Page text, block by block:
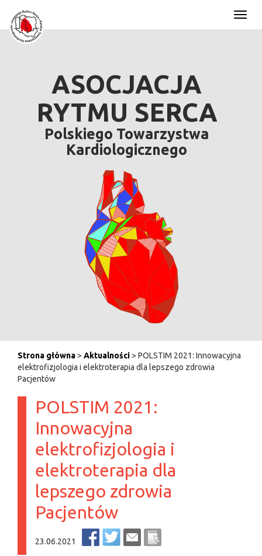
ASOCJACJA
RYTMU SERCA
Polskiego Towarzystwa
Kardiologicznego
Strona główna> Aktualności> POLSTIM 2021: Innowacyjna
elektrofizjologia i elektroterapia dla lepszego zdrowia
Pacjentów
POLSTIM 2021:
Innowacyjna
elektrofizjologia i
elektroterapia dla
lepszego zdrowia
Pacjentów
23.06.2021